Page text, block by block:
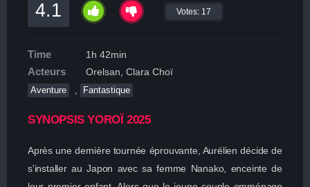
4.1 Votes: 17
Time 1h 42min
Acteurs Orelsan, Clara Choï
Aventure Fantastique
SYNOPSIS YOROÏ 2025
Après une dernière tournée éprouvante, Aurélien décide de
s'installer au Japon avec sa femme Nanako, enceinte de